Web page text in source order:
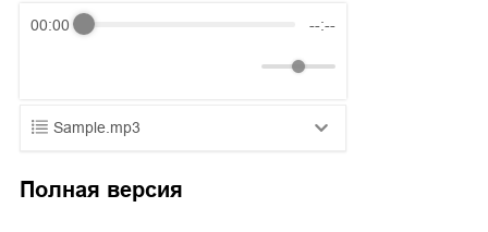
00:00 --:--
Sample.mp3
Полная версия